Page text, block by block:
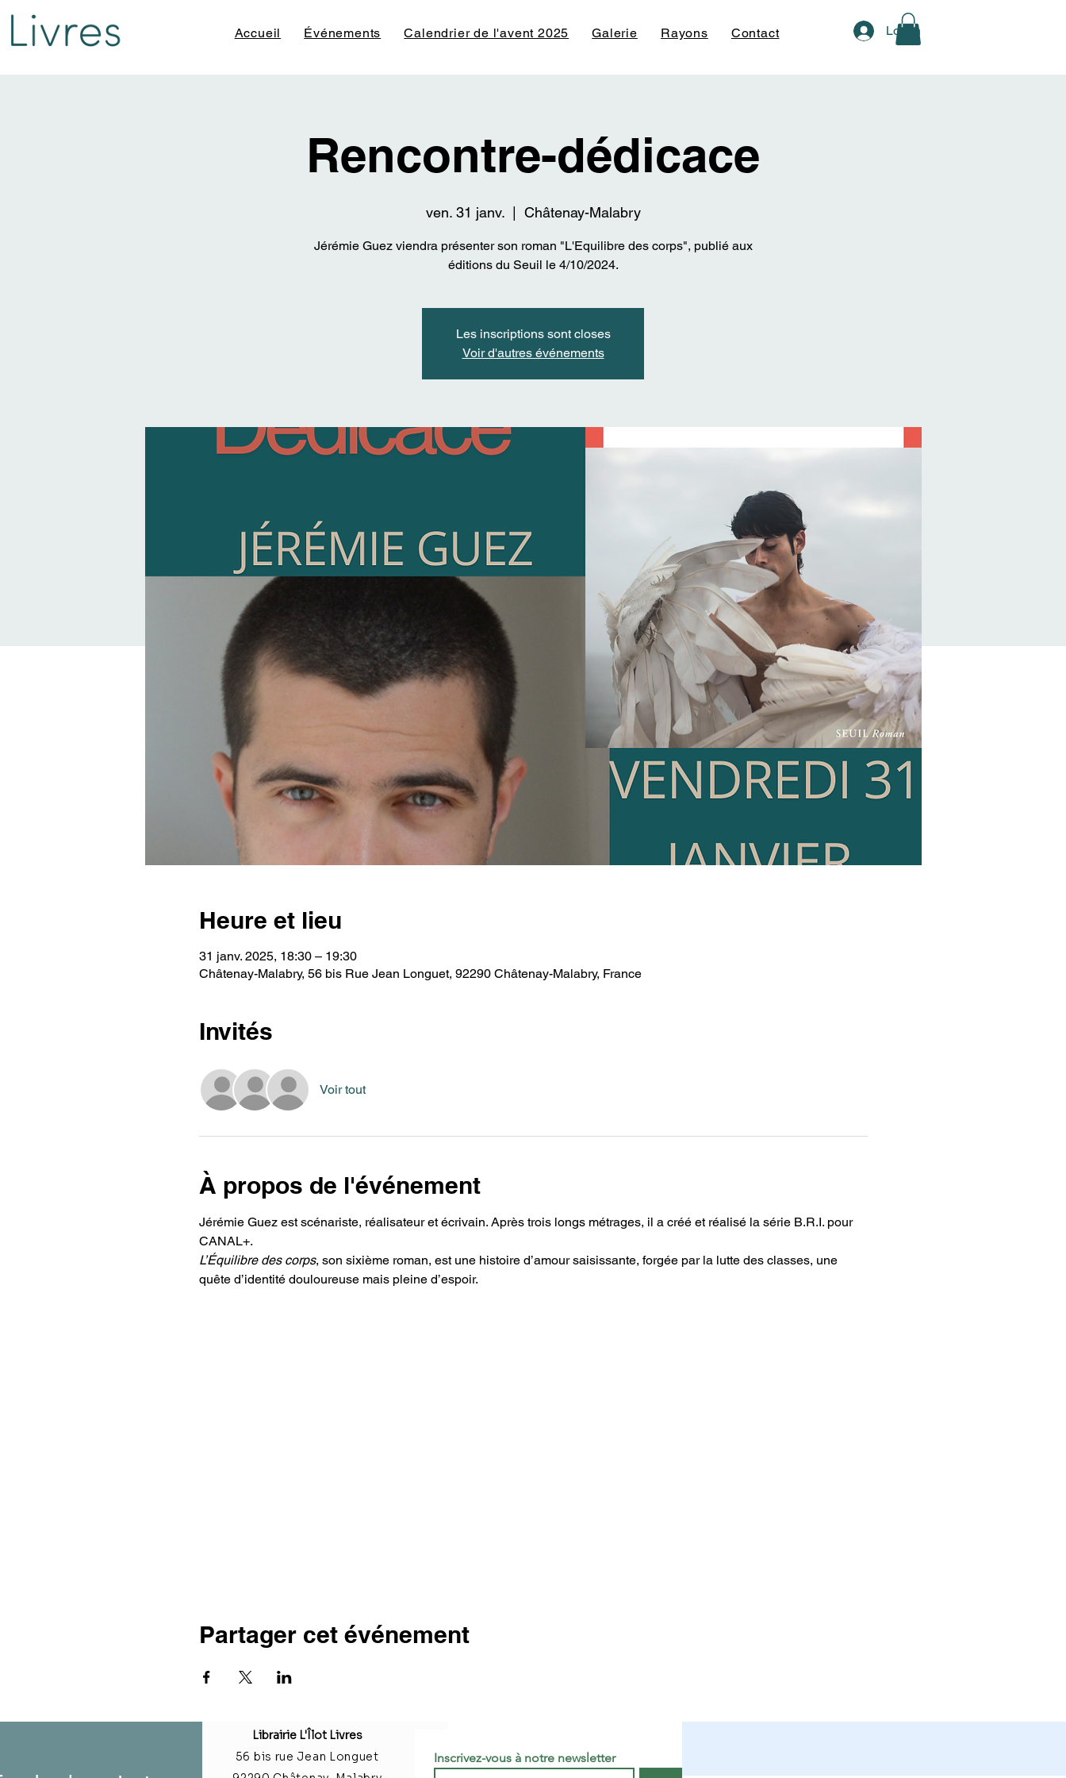
Accueil Événements Calendrier de l'avent 2025 Galerie Rayons Contact Log In
Rencontre-dédicace
ven. 31 janv.
  |
Châtenay-Malabry
Jérémie Guez viendra présenter son roman "L'Equilibre des corps", publié aux
éditions du Seuil le 4/10/2024.
Les inscriptions sont closes
Voir d'autres événements
Heure et lieu
31 janv. 2025, 18:30 – 19:30
Châtenay-Malabry, 56 bis Rue Jean Longuet, 92290 Châtenay-Malabry, France
Invités
Voir tout
À propos de l'événement
Jérémie Guez est scénariste, réalisateur et écrivain. Après trois longs métrages, il a créé et réalisé la série B.R.I. pour
CANAL+.
L’Équilibre des corps, son sixième roman, est une his­toire d’amour saisissante, forgée par la lutte des classes, une
quête d’identité douloureuse mais pleine d’espoir.
Partager cet événement
Librairie L'Îlot Livres
56 bis rue Jean Longuet
Inscrivez-vous à notre newsletter